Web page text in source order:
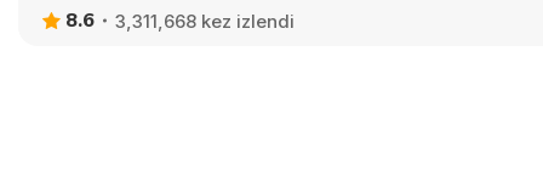
8.6 3,311,668 kez izlendi